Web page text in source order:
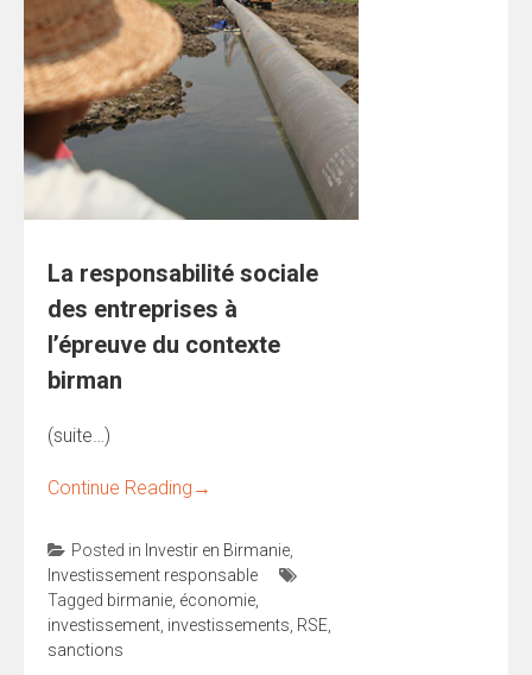
La responsabilité sociale
des entreprises à
l’épreuve du contexte
birman
(suite…)
Continue Reading →
Posted in Investir en Birmanie
Investissement responsable
Tagged birmanie économie
investissement investissements RSE
sanctions